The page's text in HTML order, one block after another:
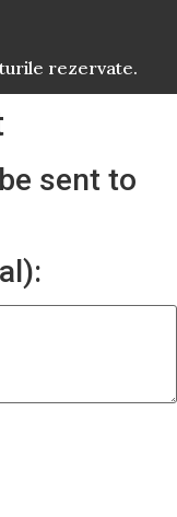
rezervate.
sent to